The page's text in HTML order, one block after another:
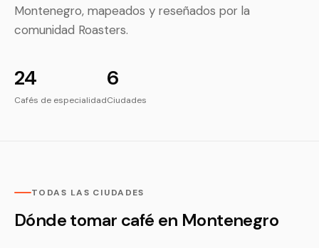
Montenegro, mapeados y reseñados por la
comunidad Roasters.
24
Cafés de especialidad
6
Ciudades
TODAS LAS CIUDADES
Dónde tomar café en Montenegro